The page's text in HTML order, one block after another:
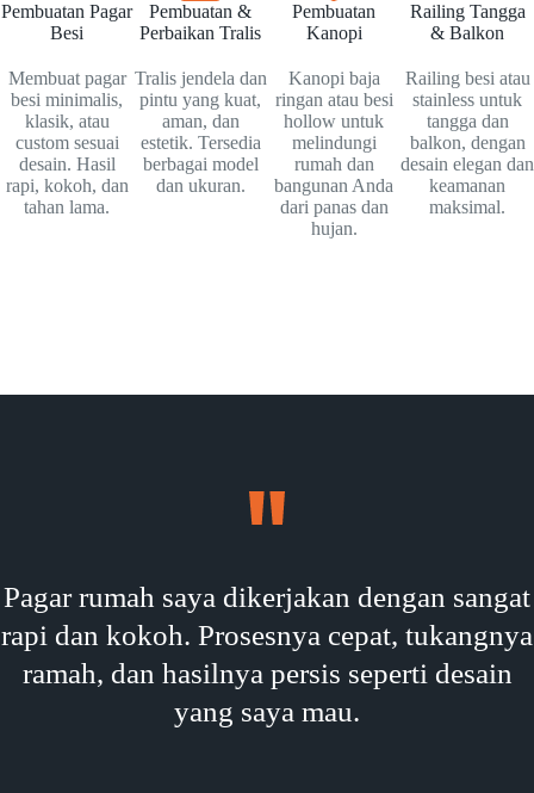
Pembuatan Pagar
Besi
Membuat pagar
besi minimalis,
klasik, atau
custom sesuai
desain. Hasil
rapi, kokoh, dan
tahan lama.
Pembuatan &
Perbaikan Tralis
Tralis jendela dan
pintu yang kuat,
aman, dan
estetik. Tersedia
berbagai model
dan ukuran.
Pembuatan
Kanopi
Kanopi baja
ringan atau besi
hollow untuk
melindungi
rumah dan
bangunan Anda
dari panas dan
hujan.
Railing Tangga
& Balkon
Railing besi atau
stainless untuk
tangga dan
balkon, dengan
desain elegan dan
keamanan
maksimal.
Pagar rumah saya dikerjakan dengan sangat
rapi dan kokoh. Prosesnya cepat, tukangnya
ramah, dan hasilnya persis seperti desain
yang saya mau.